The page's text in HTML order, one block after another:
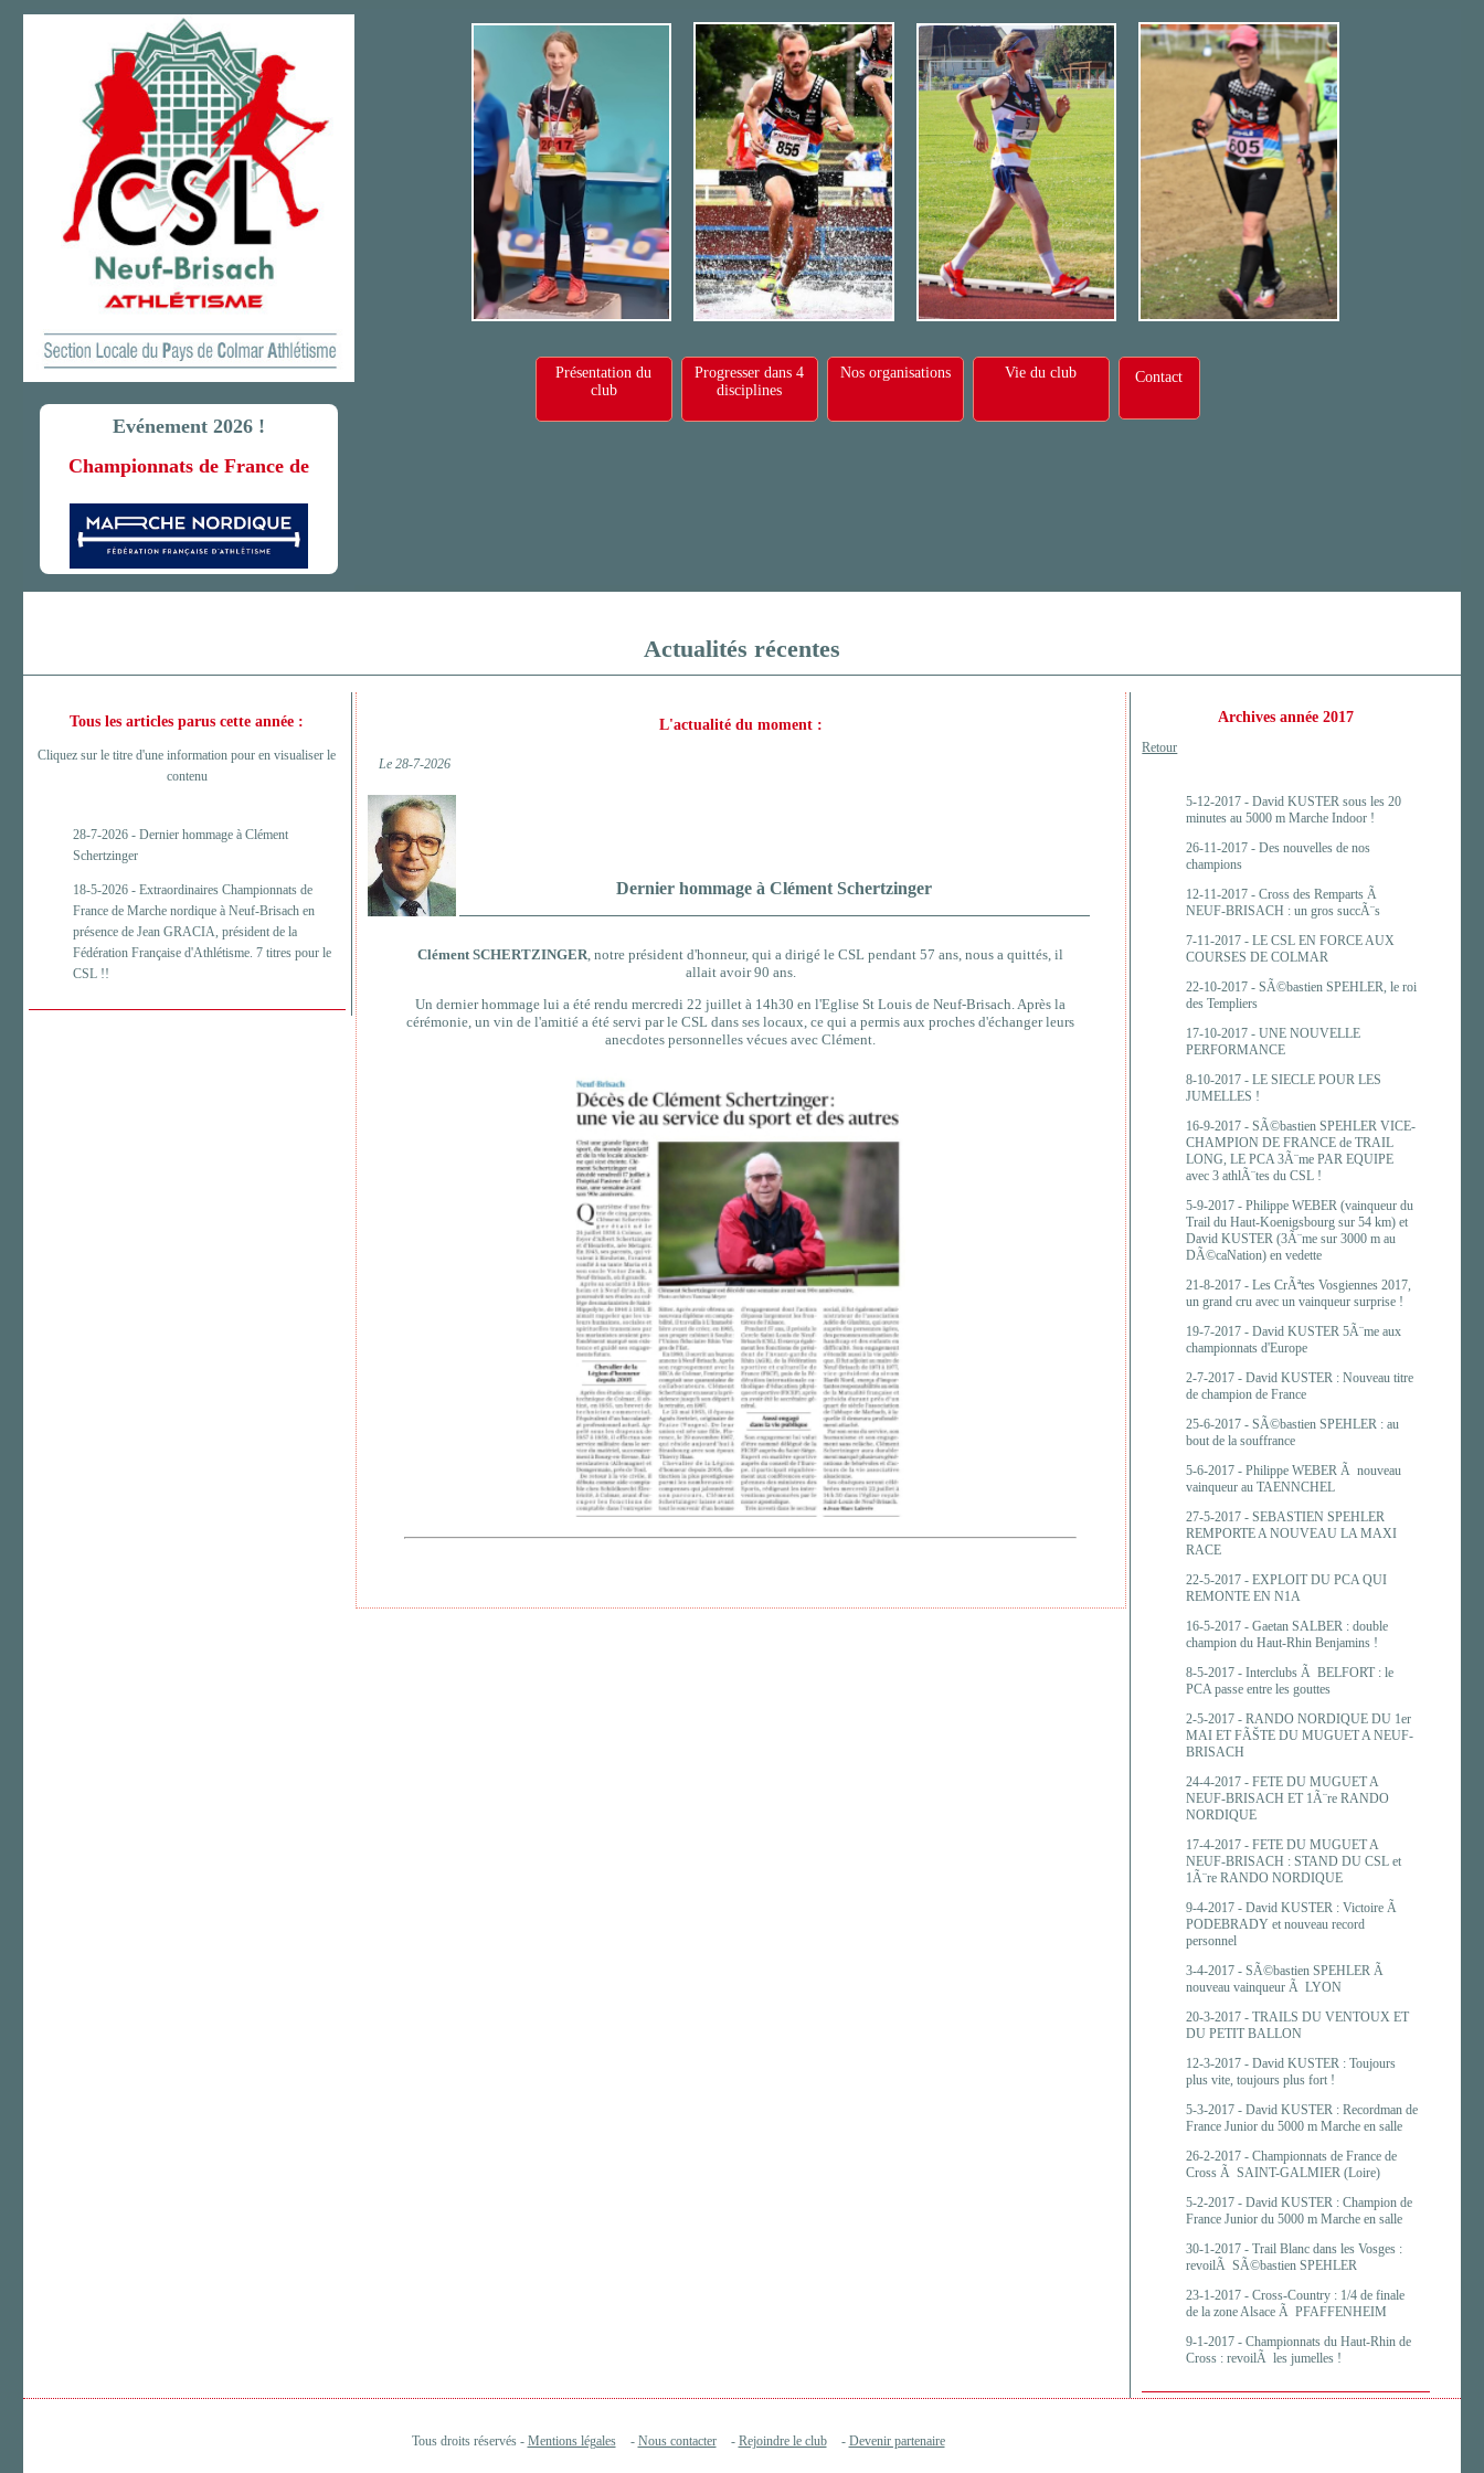
Evénement 2026 !
Championnats de France de
Présentation du
club
Progresser dans 4
disciplines
Nos organisations Vie du club Contact
Actualités récentes
Tous les articles parus cette année :
Cliquez sur le titre d'une information pour en visualiser le
contenu
28-7-2026 -Dernier hommage à Clément
Schertzinger
18-5-2026 -Extraordinaires Championnats de
France de Marche nordique à Neuf-Brisach en
présence de Jean GRACIA, président de la
Fédération Française d'Athlétisme. 7 titres pour le
CSL !!
L'actualité du moment :
Le 28-7-2026
Dernier hommage à Clément Schertzinger
Clément SCHERTZINGER, notre président d'honneur, qui a dirigé le CSL pendant 57 ans, nous a quittés, il
allait avoir 90 ans.
Un dernier hommage lui a été rendu mercredi 22 juillet à 14h30 en l'Eglise St Louis de Neuf-Brisach. Après la
cérémonie, un vin de l'amitié a été servi par le CSL dans ses locaux, ce qui a permis aux proches d'échanger leurs
anecdotes personnelles vécues avec Clément.
Archives année 2017
Retour
5-12-2017 -David KUSTER sous les 20
minutes au 5000 m Marche Indoor !
26-11-2017 -Des nouvelles de nos
champions
12-11-2017 -Cross des Remparts Ã
NEUF-BRISACH : un gros succÃ¨s
7-11-2017 -LE CSL EN FORCE AUX
COURSES DE COLMAR
22-10-2017 -SÃ©bastien SPEHLER, le roi
des Templiers
17-10-2017 -UNE NOUVELLE
PERFORMANCE
8-10-2017 -LE SIECLE POUR LES
JUMELLES !
16-9-2017 -SÃ©bastien SPEHLER VICE-
CHAMPION DE FRANCE de TRAIL
LONG, LE PCA 3Ã¨me PAR EQUIPE
avec 3 athlÃ¨tes du CSL !
5-9-2017 -Philippe WEBER (vainqueur du
Trail du Haut-Koenigsbourg sur 54 km) et
David KUSTER (3Ã¨me sur 3000 m au
DÃ©caNation) en vedette
21-8-2017 -Les CrÃªtes Vosgiennes 2017,
un grand cru avec un vainqueur surprise !
19-7-2017 -David KUSTER 5Ã¨me aux
championnats d'Europe
2-7-2017 -David KUSTER : Nouveau titre
de champion de France
25-6-2017 -SÃ©bastien SPEHLER : au
bout de la souffrance
5-6-2017 -Philippe WEBER Ã nouveau
vainqueur au TAENNCHEL
27-5-2017 -SEBASTIEN SPEHLER
REMPORTE A NOUVEAU LA MAXI
RACE
22-5-2017 -EXPLOIT DU PCA QUI
REMONTE EN N1A
16-5-2017 -Gaetan SALBER : double
champion du Haut-Rhin Benjamins !
8-5-2017 -Interclubs Ã BELFORT : le
PCA passe entre les gouttes
2-5-2017 -RANDO NORDIQUE DU 1er
MAI ET FÃŠTE DU MUGUET A NEUF-
BRISACH
24-4-2017 -FETE DU MUGUET A
NEUF-BRISACH ET 1Ã¨re RANDO
NORDIQUE
17-4-2017 -FETE DU MUGUET A
NEUF-BRISACH : STAND DU CSL et
1Ã¨re RANDO NORDIQUE
9-4-2017 -David KUSTER : Victoire Ã
PODEBRADY et nouveau record
personnel
3-4-2017 -SÃ©bastien SPEHLER Ã
nouveau vainqueur Ã LYON
20-3-2017 -TRAILS DU VENTOUX ET
DU PETIT BALLON
12-3-2017 -David KUSTER : Toujours
plus vite, toujours plus fort !
5-3-2017 -David KUSTER : Recordman de
France Junior du 5000 m Marche en salle
26-2-2017 -Championnats de France de
Cross Ã SAINT-GALMIER (Loire)
5-2-2017 -David KUSTER : Champion de
France Junior du 5000 m Marche en salle
30-1-2017 -Trail Blanc dans les Vosges :
revoilÃ SÃ©bastien SPEHLER
23-1-2017 -Cross-Country : 1/4 de finale
de la zone Alsace Ã PFAFFENHEIM
9-1-2017 -Championnats du Haut-Rhin de
Cross : revoilÃ les jumelles !
Tous droits réservés - Mentions légales - Nous contacter - Rejoindre le club - Devenir partenaire